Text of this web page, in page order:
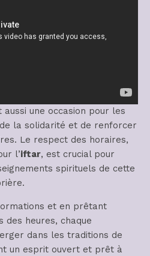
aussi une occasion pour les
la solidarité et de renforcer
Le respect des horaires,
l’iftar, est crucial pour
spirituels de cette
et en prêtant
des heures, chaque
dans les traditions de
un esprit ouvert et prêt à